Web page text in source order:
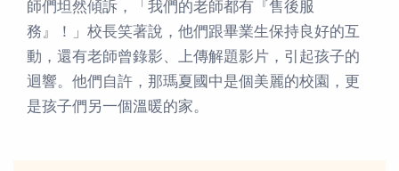
師們坦然傾訴，「我們的老師都有『售後服
務』！」校長笑著說，他們跟畢業生保持良好的互
動，還有老師曾錄影、上傳解題影片，引起孩子的
迴響。他們自許，那瑪夏國中是個美麗的校園，更
是孩子們另一個溫暖的家。